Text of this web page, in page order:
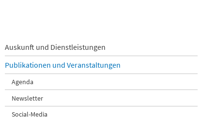
Navigation
überspringen
Auskunft und Dienstleistungen
Publikationen und Veranstaltungen
Agenda
Newsletter
Social-Media